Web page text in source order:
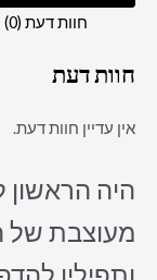
חוות דעת (0)
חוות דעת
אין עדיין חוות דעת.
מעוצבת של